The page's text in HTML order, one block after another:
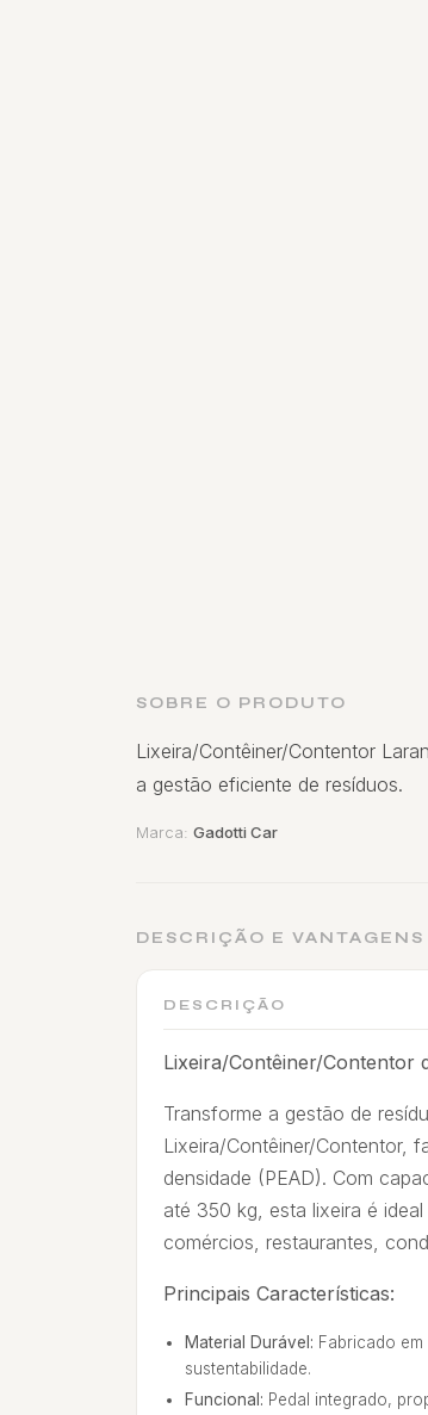
SOBRE O PRODUTO
Lixeira/Contêiner/Contentor
a gestão eficiente de resíduos.
Marca: Gadotti Car
DESCRIÇÃO E VANTAGENS
DESCRIÇÃO
Lixeira/Contêiner/Contentor
Transforme a gestão de
Lixeira/Contêiner/Contentor,
densidade (PEAD). Com
até 350 kg, esta lixeira é
comércios, restaurantes,
Principais Características:
Material Durável: Fabricado
sustentabilidade.
Funcional: Pedal integrado,